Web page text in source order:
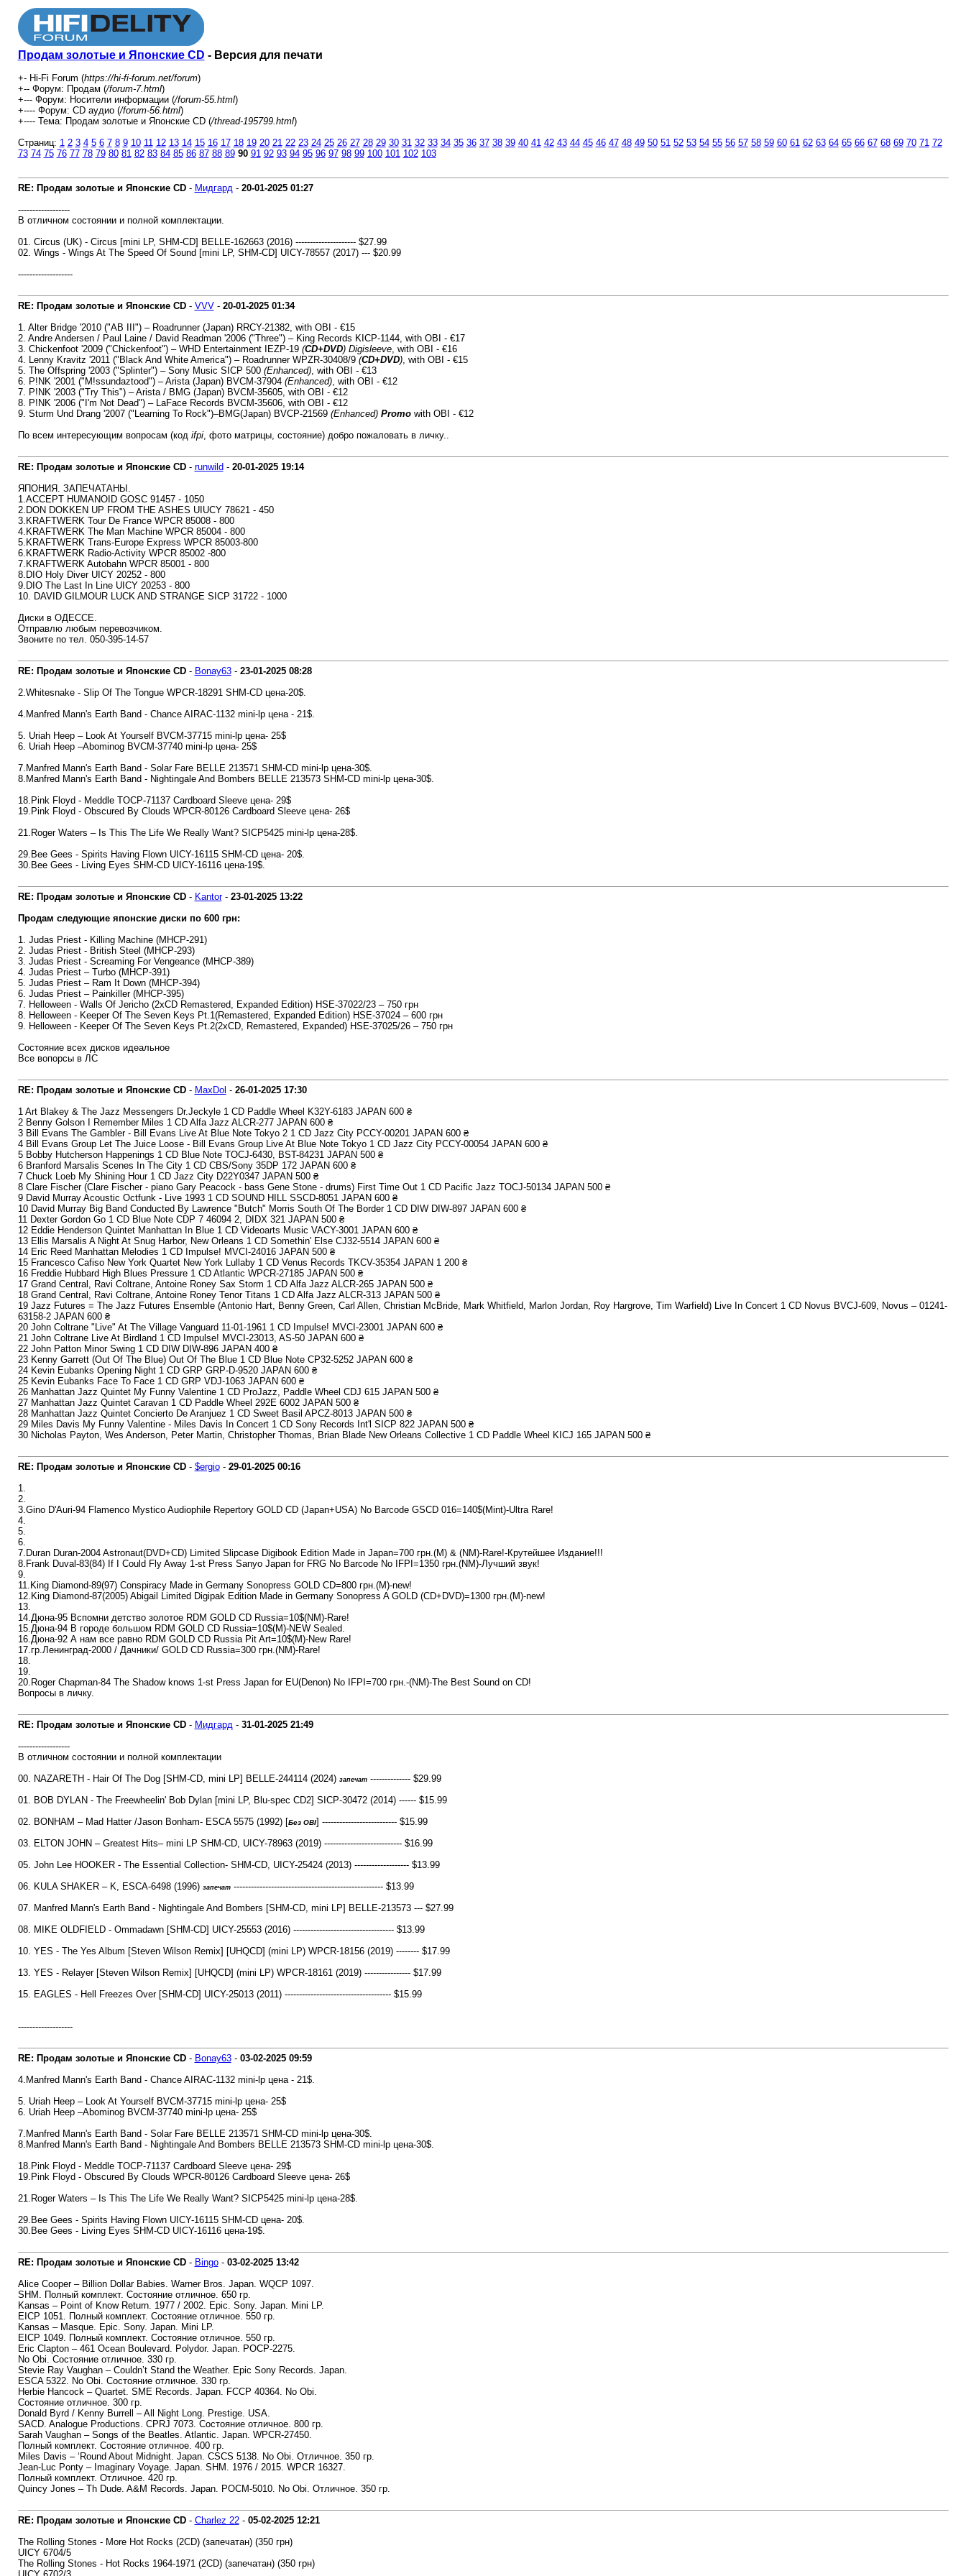
Продам золотые и Японские CD - Версия для печати
+- Hi-Fi Forum (https://hi-fi-forum.net/forum)
+-- Форум: Продам (/forum-7.html)
+--- Форум: Носители информации (/forum-55.html)
+---- Форум: СD аудио (/forum-56.html)
+---- Тема: Продам золотые и Японские CD (/thread-195799.html)
Страниц: 1 2 3 4 5 6 7 8 9 10 11 12 13 14 15 16 17 18 19 20 21 22 23 24 25 26 27 28 29 30 31 32 33 34 35 36 37 38 39 40 41 42 43 44 45 46 47 48 49 50 51 52 53 54 55 56 57 58 59 60 61 62 63 64 65 66 67 68 69 70 71 72
73 74 75 76 77 78 79 80 81 82 83 84 85 86 87 88 89 90 91 92 93 94 95 96 97 98 99 100 101 102 103
RE: Продам золотые и Японские CD- Мидгард- 20-01-2025 01:27
------------------
В отличном состоянии и полной комплектации.
01. Circus (UK) - Circus [mini LP, SHM-CD] BELLE-162663 (2016) --------------------- $27.99
02. Wings - Wings At The Speed Of Sound [mini LP, SHM-CD] UICY-78557 (2017) --- $20.99
-------------------
RE: Продам золотые и Японские CD- VVV- 20-01-2025 01:34
1. Alter Bridge '2010 ("AB III") – Roadrunner (Japan) RRCY-21382, with OBI - €15
2. Andre Andersen / Paul Laine / David Readman '2006 ("Three") – King Records KICP-1144, with OBI - €17
3. Chickenfoot '2009 ("Chickenfoot") – WHD Entertainment IEZP-19 (CD+DVD) Digisleeve, with OBI - €16
4. Lenny Kravitz '2011 ("Black And White America") – Roadrunner WPZR-30408/9 (CD+DVD), with OBI - €15
5. The Offspring '2003 ("Splinter") – Sony Music SICP 500 (Enhanced), with OBI - €13
6. P!NK '2001 ("M!ssundaztood") – Arista (Japan) BVCM-37904 (Enhanced), with OBI - €12
7. P!NK '2003 ("Try This") – Arista / BMG (Japan) BVCM-35605, with OBI - €12
8. P!NK '2006 ("I'm Not Dead") – LaFace Records BVCM-35606, with OBI - €12
9. Sturm Und Drang '2007 ("Learning To Rock")–BMG(Japan) BVCP-21569 (Enhanced) Promowith OBI - €12
По всем интересующим вопросам (код ifpi, фото матрицы, состояние) добро пожаловать в личку..
RE: Продам золотые и Японские CD- runwild - 20-01-2025 19:14
ЯПОНИЯ. ЗАПЕЧАТАНЫ.
1.ACCEPT HUMANOID GOSC 91457 - 1050
2.DON DOKKEN UP FROM THE ASHES UIUCY 78621 - 450
3.KRAFTWERK Tour De France WPCR 85008 - 800
4.KRAFTWERK The Man Machine WPCR 85004 - 800
5.KRAFTWERK Trans-Europe Express WPCR 85003-800
6.KRAFTWERK Radio-Activity WPCR 85002 -800
7.KRAFTWERK Autobahn WPCR 85001 - 800
8.DIO Holy Diver UICY 20252 - 800
9.DIO The Last In Line UICY 20253 - 800
10. DAVID GILMOUR LUCK AND STRANGE SICP 31722 - 1000
Диски в ОДЕССЕ.
Отправлю любым перевозчиком.
Звоните по тел. 050-395-14-57
RE: Продам золотые и Японские CD- Bonay63- 23-01-2025 08:28
2.Whitesnake - Slip Of The Tongue WPCR-18291 SHM-CD цена-20$.
4.Manfred Mann's Earth Band - Chance AIRAC-1132 mini-lp цена - 21$.
5. Uriah Heep – Look At Yourself BVCM-37715 mini-lp цена- 25$
6. Uriah Heep –Abominog BVCM-37740 mini-lp цена- 25$
7.Manfred Mann's Earth Band - Solar Fare BELLE 213571 SHM-CD mini-lp цена-30$.
8.Manfred Mann's Earth Band - Nightingale And Bombers BELLE 213573 SHM-CD mini-lp цена-30$.
18.Pink Floyd - Meddle TOCP-71137 Cardboard Sleeve цена- 29$
19.Pink Floyd - Obscured By Clouds WPCR-80126 Cardboard Sleeve цена- 26$
21.Roger Waters – Is This The Life We Really Want? SICP5425 mini-lp цена-28$.
29.Bee Gees - Spirits Having Flown UICY-16115 SHM-CD цена- 20$.
30.Bee Gees - Living Eyes SHM-CD UICY-16116 цена-19$.
RE: Продам золотые и Японские CD- Kantor- 23-01-2025 13:22
Продам следующие японские диски по 600 грн:
1. Judas Priest - Killing Machine (MHCP-291)
2. Judas Priest - British Steel (MHCP-293)
3. Judas Priest - Screaming For Vengeance (MHCP-389)
4. Judas Priest – Turbo (MHCP-391)
5. Judas Priest – Ram It Down (MHCP-394)
6. Judas Priest – Painkiller (MHCP-395)
7. Helloween - Walls Of Jericho (2xCD Remastered, Expanded Edition) HSE-37022/23 – 750 грн
8. Helloween - Keeper Of The Seven Keys Pt.1(Remastered, Expanded Edition) HSE-37024 – 600 грн
9. Helloween - Keeper Of The Seven Keys Pt.2(2xCD, Remastered, Expanded) HSE-37025/26 – 750 грн
Состояние всех дисков идеальное
Все вопорсы в ЛС
RE: Продам золотые и Японские CD- MaxDol - 26-01-2025 17:30
1 Art Blakey & The Jazz Messengers Dr.Jeckyle 1 CD Paddle Wheel K32Y-6183 JAPAN 600 ₴
2 Benny Golson I Remember Miles 1 CD Alfa Jazz ALCR-277 JAPAN 600 ₴
3 Bill Evans The Gambler - Bill Evans Live At Blue Note Tokyo 2 1 CD Jazz City PCCY-00201 JAPAN 600 ₴
4 Bill Evans Group Let The Juice Loose - Bill Evans Group Live At Blue Note Tokyo 1 CD Jazz City PCCY-00054 JAPAN 600 ₴
5 Bobby Hutcherson Happenings 1 CD Blue Note TOCJ-6430, BST-84231 JAPAN 500 ₴
6 Branford Marsalis Scenes In The City 1 CD CBS/Sony 35DP 172 JAPAN 600 ₴
7 Chuck Loeb My Shining Hour 1 CD Jazz City D22Y0347 JAPAN 500 ₴
8 Clare Fischer (Clare Fischer - piano Gary Peacock - bass Gene Stone - drums) First Time Out 1 CD Pacific Jazz TOCJ-50134 JAPAN 500 ₴
9 David Murray Acoustic Octfunk - Live 1993 1 CD SOUND HILL SSCD-8051 JAPAN 600 ₴
10 David Murray Big Band Conducted By Lawrence "Butch" Morris South Of The Border 1 CD DIW DIW-897 JAPAN 600 ₴
11 Dexter Gordon Go 1 CD Blue Note CDP 7 46094 2, DIDX 321 JAPAN 500 ₴
12 Eddie Henderson Quintet Manhattan In Blue 1 CD Videoarts Music VACY-3001 JAPAN 600 ₴
13 Ellis Marsalis A Night At Snug Harbor, New Orleans 1 CD Somethin' Else CJ32-5514 JAPAN 600 ₴
14 Eric Reed Manhattan Melodies 1 CD Impulse! MVCI-24016 JAPAN 500 ₴
15 Francesco Cafiso New York Quartet New York Lullaby 1 CD Venus Records TKCV-35354 JAPAN 1 200 ₴
16 Freddie Hubbard High Blues Pressure 1 CD Atlantic WPCR-27185 JAPAN 500 ₴
17 Grand Central, Ravi Coltrane, Antoine Roney Sax Storm 1 CD Alfa Jazz ALCR-265 JAPAN 500 ₴
18 Grand Central, Ravi Coltrane, Antoine Roney Tenor Titans 1 CD Alfa Jazz ALCR-313 JAPAN 500 ₴
19 Jazz Futures = The Jazz Futures Ensemble (Antonio Hart, Benny Green, Carl Allen, Christian McBride, Mark Whitfield, Marlon Jordan, Roy Hargrove, Tim Warfield) Live In Concert 1 CD Novus BVCJ-609, Novus – 01241-
63158-2 JAPAN 600 ₴
20 John Coltrane "Live" At The Village Vanguard 11-01-1961 1 CD Impulse! MVCI-23001 JAPAN 600 ₴
21 John Coltrane Live At Birdland 1 CD Impulse! MVCI-23013, AS-50 JAPAN 600 ₴
22 John Patton Minor Swing 1 CD DIW DIW-896 JAPAN 400 ₴
23 Kenny Garrett (Out Of The Blue) Out Of The Blue 1 CD Blue Note CP32-5252 JAPAN 600 ₴
24 Kevin Eubanks Opening Night 1 CD GRP GRP-D-9520 JAPAN 600 ₴
25 Kevin Eubanks Face To Face 1 CD GRP VDJ-1063 JAPAN 600 ₴
26 Manhattan Jazz Quintet My Funny Valentine 1 CD ProJazz, Paddle Wheel CDJ 615 JAPAN 500 ₴
27 Manhattan Jazz Quintet Caravan 1 CD Paddle Wheel 292E 6002 JAPAN 500 ₴
28 Manhattan Jazz Quintet Concierto De Aranjuez 1 CD Sweet Basil APCZ-8013 JAPAN 500 ₴
29 Miles Davis My Funny Valentine - Miles Davis In Concert 1 CD Sony Records Int'l SICP 822 JAPAN 500 ₴
30 Nicholas Payton, Wes Anderson, Peter Martin, Christopher Thomas, Brian Blade New Orleans Collective 1 CD Paddle Wheel KICJ 165 JAPAN 500 ₴
RE: Продам золотые и Японские CD- $ergio- 29-01-2025 00:16
1.
2.
3.Gino D'Auri-94 Flamenco Mystico Audiophile Repertory GOLD CD (Japan+USA) No Barcode GSCD 016=140$(Mint)-Ultra Rare!
4.
5.
6.
7.Duran Duran-2004 Astronaut(DVD+CD) Limited Slipcase Digibook Edition Made in Japan=700 грн.(M) & (NM)-Rare!-Крутейшее Издание!!!
8.Frank Duval-83(84) If I Could Fly Away 1-st Press Sanyo Japan for FRG No Barcode No IFPI=1350 грн.(NM)-Лучший звук!
9.
11.King Diamond-89(97) Conspiracy Made in Germany Sonopress GOLD CD=800 грн.(M)-new!
12.King Diamond-87(2005) Abigail Limited Digipak Edition Made in Germany Sonopress A GOLD (CD+DVD)=1300 грн.(M)-new!
13.
14.Дюна-95 Вспомни детство золотое RDM GOLD CD Russia=10$(NM)-Rare!
15.Дюна-94 В городе большом RDM GOLD CD Russia=10$(M)-NEW Sealed.
16.Дюна-92 А нам все равно RDM GOLD CD Russia Pit Art=10$(M)-New Rare!
17.гр.Ленинград-2000 / Дачники/ GOLD CD Russia=300 грн.(NM)-Rare!
18.
19.
20.Roger Chapman-84 The Shadow knows 1-st Press Japan for EU(Denon) No IFPI=700 грн.-(NM)-The Best Sound on CD!
Вопросы в личку.
RE: Продам золотые и Японские CD- Мидгард- 31-01-2025 21:49
------------------
В отличном состоянии и полной комплектации
00. NAZARETH - Hair Of The Dog [SHM-CD, mini LP] BELLE-244114 (2024) запечат-------------- $29.99
01. BOB DYLAN - The Freewheelin' Bob Dylan [mini LP, Blu-spec CD2] SICP-30472 (2014) ------ $15.99
02. BONHAM – Mad Hatter /Jason Bonham- ESCA 5575 (1992) [Без OBI] -------------------------- $15.99
03. ELTON JOHN – Greatest Hits– mini LP SHM-CD, UICY-78963 (2019) --------------------------- $16.99
05. John Lee HOOKER - The Essential Collection- SHM-CD, UICY-25424 (2013) ------------------- $13.99
06. KULA SHAKER – K, ESCA-6498 (1996) запечат---------------------------------------------------- $13.99
07. Manfred Mann's Earth Band - Nightingale And Bombers [SHM-CD, mini LP] BELLE-213573 --- $27.99
08. MIKE OLDFIELD - Ommadawn [SHM-CD] UICY-25553 (2016) ----------------------------------- $13.99
10. YES - The Yes Album [Steven Wilson Remix] [UHQCD] (mini LP) WPCR-18156 (2019) -------- $17.99
13. YES - Relayer [Steven Wilson Remix] [UHQCD] (mini LP) WPCR-18161 (2019) ---------------- $17.99
15. EAGLES - Hell Freezes Over [SHM-CD] UICY-25013 (2011) ------------------------------------- $15.99
-------------------
RE: Продам золотые и Японские CD- Bonay63- 03-02-2025 09:59
4.Manfred Mann's Earth Band - Chance AIRAC-1132 mini-lp цена - 21$.
5. Uriah Heep – Look At Yourself BVCM-37715 mini-lp цена- 25$
6. Uriah Heep –Abominog BVCM-37740 mini-lp цена- 25$
7.Manfred Mann's Earth Band - Solar Fare BELLE 213571 SHM-CD mini-lp цена-30$.
8.Manfred Mann's Earth Band - Nightingale And Bombers BELLE 213573 SHM-CD mini-lp цена-30$.
18.Pink Floyd - Meddle TOCP-71137 Cardboard Sleeve цена- 29$
19.Pink Floyd - Obscured By Clouds WPCR-80126 Cardboard Sleeve цена- 26$
21.Roger Waters – Is This The Life We Really Want? SICP5425 mini-lp цена-28$.
29.Bee Gees - Spirits Having Flown UICY-16115 SHM-CD цена- 20$.
30.Bee Gees - Living Eyes SHM-CD UICY-16116 цена-19$.
RE: Продам золотые и Японские CD- Bingo- 03-02-2025 13:42
Alice Cooper – Billion Dollar Babies. Warner Bros. Japan. WQCP 1097.
SHM. Полный комплект. Состояние отличное. 650 гр.
Kansas – Point of Know Return. 1977 / 2002. Epic. Sony. Japan. Mini LP.
EICP 1051. Полный комплект. Состояние отличное. 550 гр.
Kansas – Masque. Epic. Sony. Japan. Mini LP.
EICP 1049. Полный комплект. Состояние отличное. 550 гр.
Eric Clapton – 461 Ocean Boulevard. Polydor. Japan. POCP-2275.
No Obi. Состояние отличное. 330 гр.
Stevie Ray Vaughan – Couldn’t Stand the Weather. Epic Sony Records. Japan.
ESCA 5322. No Obi. Состояние отличное. 330 гр.
Herbie Hancock – Quartet. SME Records. Japan. FCCP 40364. No Obi.
Состояние отличное. 300 гр.
Donald Byrd / Kenny Burrell – All Night Long. Prestige. USA.
SACD. Analogue Productions. CPRJ 7073. Состояние отличное. 800 гр.
Sarah Vaughan – Songs of the Beatles. Atlantic. Japan. WPCR-27450.
Полный комплект. Состояние отличное. 400 гр.
Miles Davis – ‘Round About Midnight. Japan. CSCS 5138. No Obi. Отличное. 350 гр.
Jean-Luc Ponty – Imaginary Voyage. Japan. SHM. 1976 / 2015. WPCR 16327.
Полный комплект. Отличное. 420 гр.
Quincy Jones – Th Dude. A&M Records. Japan. POCM-5010. No Obi. Отличное. 350 гр.
RE: Продам золотые и Японские CD- Charlez 22- 05-02-2025 12:21
The Rolling Stones - More Hot Rocks (2CD) (запечатан) (350 грн)
UICY 6704/5
The Rolling Stones - Hot Rocks 1964-1971 (2CD) (запечатан) (350 грн)